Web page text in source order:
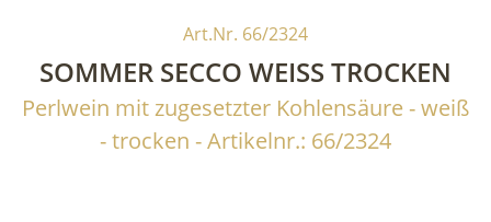
Art.Nr. 66/2324
SOMMER SECCO WEISS TROCKEN
Perlwein mit zugesetzter Kohlensäure weiß
trocken
Artikelnr.: 66/2324